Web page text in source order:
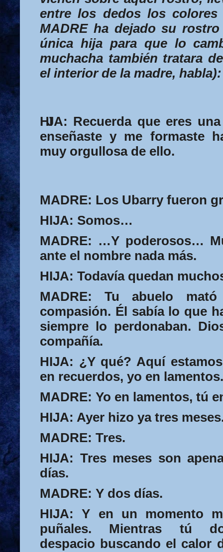
entre los dedos los
MADREha dejado su rostro
única hija para que lo
muchacha también tratara
el interior de la madre, habla):
HIJA: Recuerda que eres
enseñaste y me formaste
muy orgullosa de ello.
MADRE: Los Ubarry fueron
HIJA: Somos…
MADRE: …Y poderosos…
ante el nombre nada más.
HIJA: Todavía quedan
MADRE: Tu abuelo
compasión. Él sabía lo que
siempre lo perdonaban.
compañía.
HIJA: ¿Y qué? Aquí
en recuerdos, yo en lamentos.
MADRE: Yo en lamentos, tú
HIJA: Ayer hizo ya tres
MADRE: Tres.
HIJA: Tres meses son
días.
MADRE: Y dos días.
HIJA: Y en un momento
puñales. Mientras tú
despacio buscando el calor